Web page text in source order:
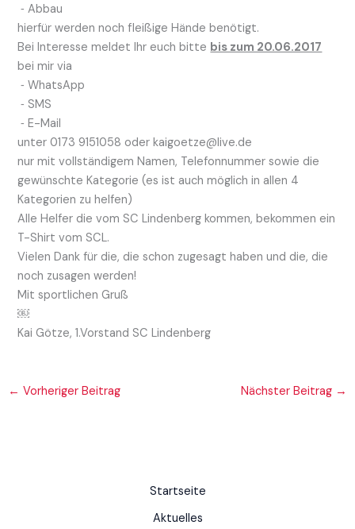
⁃ Abbau
hierfür werden noch fleißige Hände benötigt.
Bei Interesse meldet Ihr euch bitte bis zum 20.06.2017
bei mir via
⁃ WhatsApp
⁃ SMS
⁃ E-Mail
unter 0173 9151058 oder kaigoetze@live.de
nur mit vollständigem Namen, Telefonnummer sowie die
gewünschte Kategorie (es ist auch möglich in allen 4
Kategorien zu helfen)
Alle Helfer die vom SC Lindenberg kommen, bekommen ein
T-Shirt vom SCL.
Vielen Dank für die, die schon zugesagt haben und die, die
noch zusagen werden!
Mit sportlichen Gruß
￼
Kai Götze, 1.Vorstand SC Lindenberg
← Vorheriger Beitrag Nächster Beitrag →
Startseite
Aktuelles